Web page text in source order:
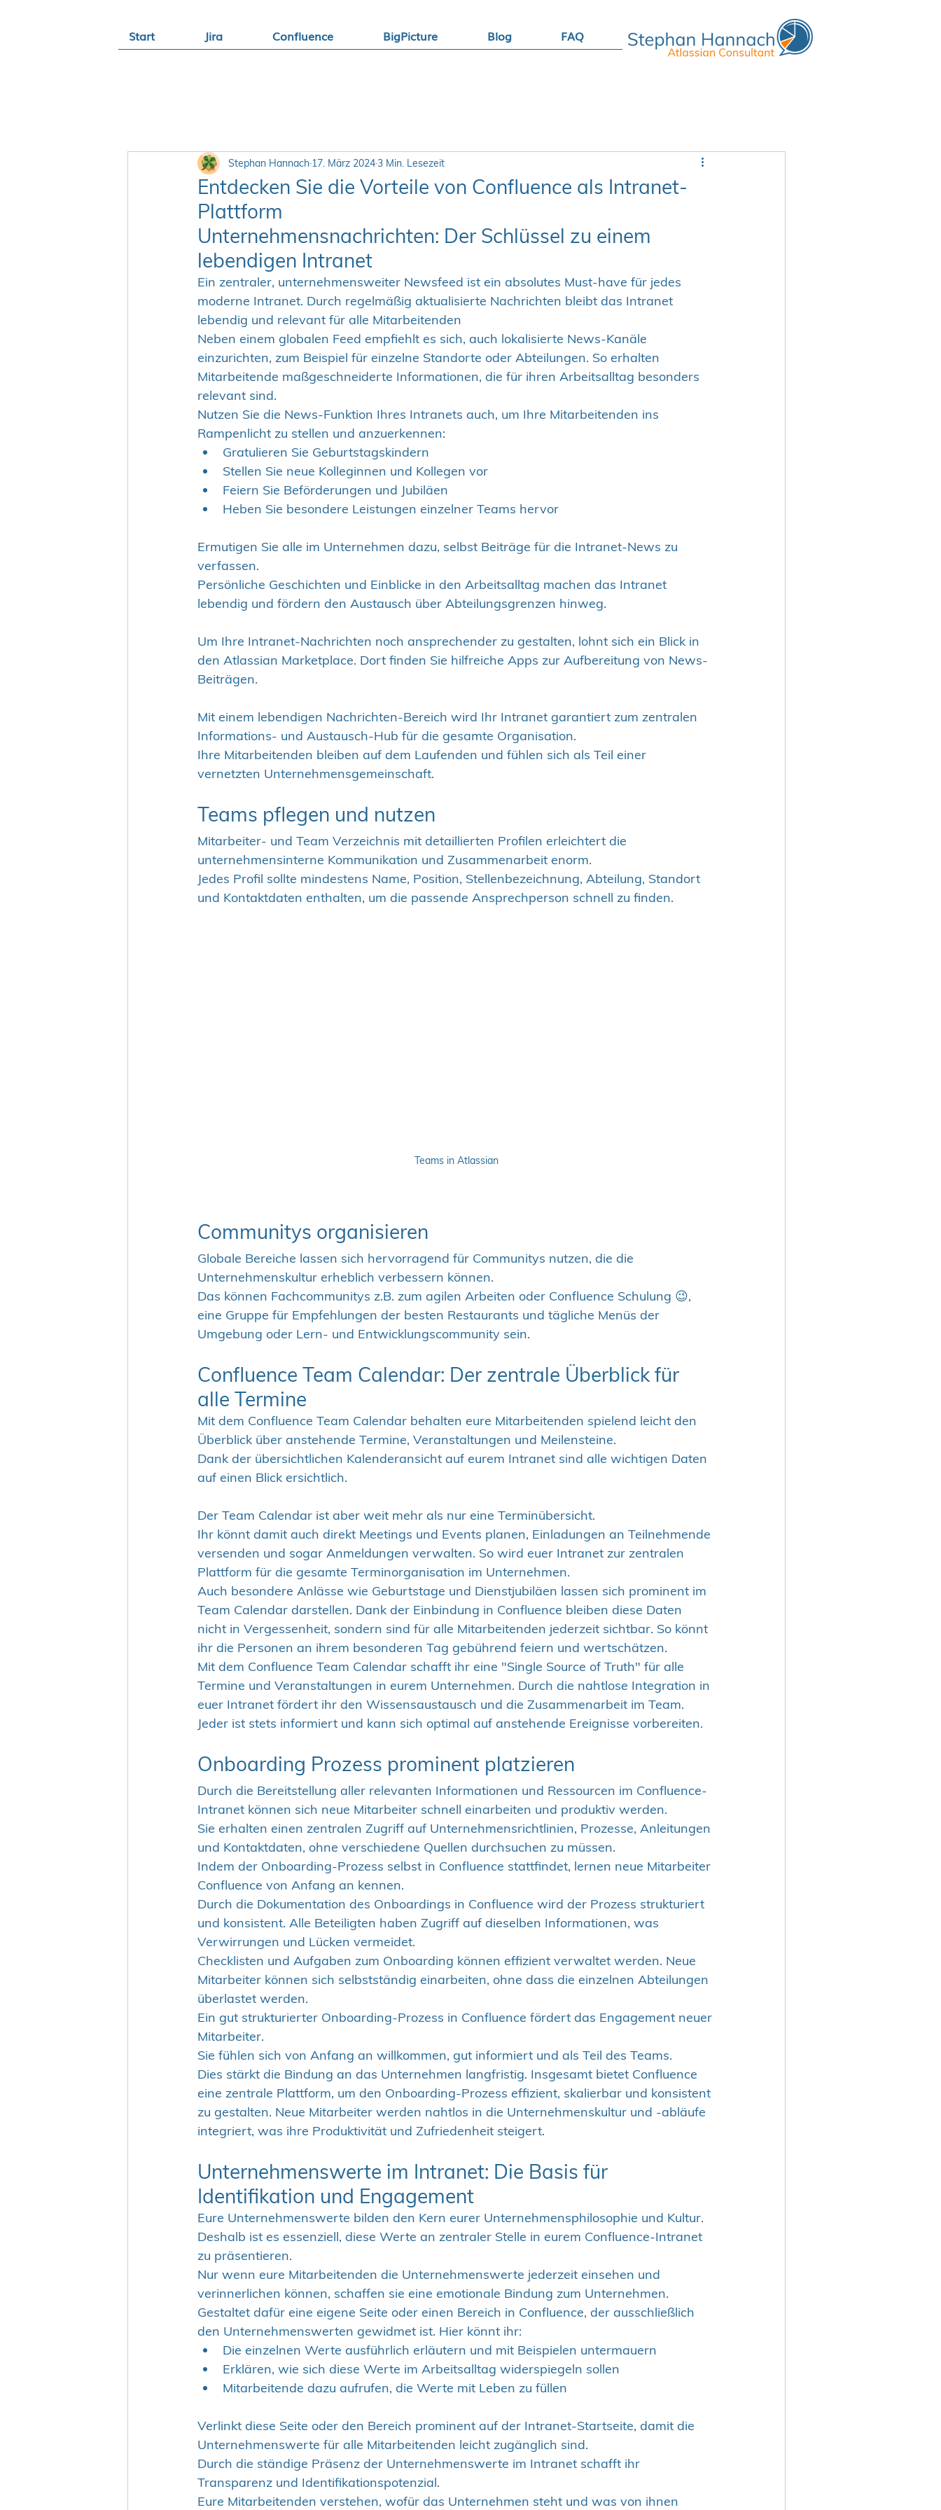
Start Jira Confluence BigPicture Blog FAQ
Entdecken Sie die Vorteile von Confluence als Intranet-
Plattform
Stephan Hannach 17. März 2024 3 Min. Lesezeit
Unternehmensnachrichten: Der Schlüssel zu einem
lebendigen Intranet
Ein zentraler, unternehmensweiter Newsfeed ist ein absolutes Must-have für jedes
moderne Intranet. Durch regelmäßig aktualisierte Nachrichten bleibt das Intranet
lebendig und relevant für alle Mitarbeitenden
Neben einem globalen Feed empfiehlt es sich, auch lokalisierte News-Kanäle
einzurichten, zum Beispiel für einzelne Standorte oder Abteilungen. So erhalten
Mitarbeitende maßgeschneiderte Informationen, die für ihren Arbeitsalltag besonders
relevant sind.
Nutzen Sie die News-Funktion Ihres Intranets auch, um Ihre Mitarbeitenden ins
Rampenlicht zu stellen und anzuerkennen:
Gratulieren Sie Geburtstagskindern
Stellen Sie neue Kolleginnen und Kollegen vor
Feiern Sie Beförderungen und Jubiläen
Heben Sie besondere Leistungen einzelner Teams hervor
Ermutigen Sie alle im Unternehmen dazu, selbst Beiträge für die Intranet-News zu
verfassen.
Persönliche Geschichten und Einblicke in den Arbeitsalltag machen das Intranet
lebendig und fördern den Austausch über Abteilungsgrenzen hinweg.
Um Ihre Intranet-Nachrichten noch ansprechender zu gestalten, lohnt sich ein Blick in
den Atlassian Marketplace. Dort finden Sie hilfreiche Apps zur Aufbereitung von News-
Beiträgen.
Mit einem lebendigen Nachrichten-Bereich wird Ihr Intranet garantiert zum zentralen
Informations- und Austausch-Hub für die gesamte Organisation.
Ihre Mitarbeitenden bleiben auf dem Laufenden und fühlen sich als Teil einer
vernetzten Unternehmensgemeinschaft.
Teams pflegen und nutzen
Mitarbeiter- und Team Verzeichnis mit detaillierten Profilen erleichtert die
unternehmensinterne Kommunikation und Zusammenarbeit enorm.
Jedes Profil sollte mindestens Name, Position, Stellenbezeichnung, Abteilung, Standort
und Kontaktdaten enthalten, um die passende Ansprechperson schnell zu finden.
Teams in Atlassian
Communitys organisieren
Globale Bereiche lassen sich hervorragend für Communitys nutzen, die die
Unternehmenskultur erheblich verbessern können.
Das können Fachcommunitys z.B. zum agilen Arbeiten oder Confluence Schulung 😉,
eine Gruppe für Empfehlungen der besten Restaurants und tägliche Menüs der
Umgebung oder Lern- und Entwicklungscommunity sein.
Confluence Team Calendar: Der zentrale Überblick für
alle Termine
Mit dem Confluence Team Calendar behalten eure Mitarbeitenden spielend leicht den
Überblick über anstehende Termine, Veranstaltungen und Meilensteine.
Dank der übersichtlichen Kalenderansicht auf eurem Intranet sind alle wichtigen Daten
auf einen Blick ersichtlich.
Der Team Calendar ist aber weit mehr als nur eine Terminübersicht.
Ihr könnt damit auch direkt Meetings und Events planen, Einladungen an Teilnehmende
versenden und sogar Anmeldungen verwalten. So wird euer Intranet zur zentralen
Plattform für die gesamte Terminorganisation im Unternehmen.
Auch besondere Anlässe wie Geburtstage und Dienstjubiläen lassen sich prominent im
Team Calendar darstellen. Dank der Einbindung in Confluence bleiben diese Daten
nicht in Vergessenheit, sondern sind für alle Mitarbeitenden jederzeit sichtbar. So könnt
ihr die Personen an ihrem besonderen Tag gebührend feiern und wertschätzen.
Mit dem Confluence Team Calendar schafft ihr eine "Single Source of Truth" für alle
Termine und Veranstaltungen in eurem Unternehmen. Durch die nahtlose Integration in
euer Intranet fördert ihr den Wissensaustausch und die Zusammenarbeit im Team.
Jeder ist stets informiert und kann sich optimal auf anstehende Ereignisse vorbereiten.
Onboarding Prozess prominent platzieren
Durch die Bereitstellung aller relevanten Informationen und Ressourcen im Confluence-
Intranet können sich neue Mitarbeiter schnell einarbeiten und produktiv werden.
Sie erhalten einen zentralen Zugriff auf Unternehmensrichtlinien, Prozesse, Anleitungen
und Kontaktdaten, ohne verschiedene Quellen durchsuchen zu müssen.
Indem der Onboarding-Prozess selbst in Confluence stattfindet, lernen neue Mitarbeiter
Confluence von Anfang an kennen.
Durch die Dokumentation des Onboardings in Confluence wird der Prozess strukturiert
und konsistent. Alle Beteiligten haben Zugriff auf dieselben Informationen, was
Verwirrungen und Lücken vermeidet.
Checklisten und Aufgaben zum Onboarding können effizient verwaltet werden. Neue
Mitarbeiter können sich selbstständig einarbeiten, ohne dass die einzelnen Abteilungen
überlastet werden.
Ein gut strukturierter Onboarding-Prozess in Confluence fördert das Engagement neuer
Mitarbeiter.
Sie fühlen sich von Anfang an willkommen, gut informiert und als Teil des Teams.
Dies stärkt die Bindung an das Unternehmen langfristig. Insgesamt bietet Confluence
eine zentrale Plattform, um den Onboarding-Prozess effizient, skalierbar und konsistent
zu gestalten. Neue Mitarbeiter werden nahtlos in die Unternehmenskultur und -abläufe
integriert, was ihre Produktivität und Zufriedenheit steigert.
Unternehmenswerte im Intranet: Die Basis für
Identifikation und Engagement
Eure Unternehmenswerte bilden den Kern eurer Unternehmensphilosophie und Kultur.
Deshalb ist es essenziell, diese Werte an zentraler Stelle in eurem Confluence-Intranet
zu präsentieren.
Nur wenn eure Mitarbeitenden die Unternehmenswerte jederzeit einsehen und
verinnerlichen können, schaffen sie eine emotionale Bindung zum Unternehmen.
Gestaltet dafür eine eigene Seite oder einen Bereich in Confluence, der ausschließlich
den Unternehmenswerten gewidmet ist. Hier könnt ihr:
Die einzelnen Werte ausführlich erläutern und mit Beispielen untermauern
Erklären, wie sich diese Werte im Arbeitsalltag widerspiegeln sollen
Mitarbeitende dazu aufrufen, die Werte mit Leben zu füllen
Verlinkt diese Seite oder den Bereich prominent auf der Intranet-Startseite, damit die
Unternehmenswerte für alle Mitarbeitenden leicht zugänglich sind.
Durch die ständige Präsenz der Unternehmenswerte im Intranet schafft ihr
Transparenz und Identifikationspotenzial.
Eure Mitarbeitenden verstehen, wofür das Unternehmen steht und was von ihnen